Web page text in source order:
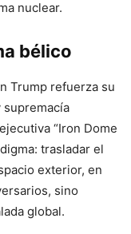
nuclear.
bélico
Trump refuerza su
“Iron Dome
trasladar el
exterior, en
sino
global.